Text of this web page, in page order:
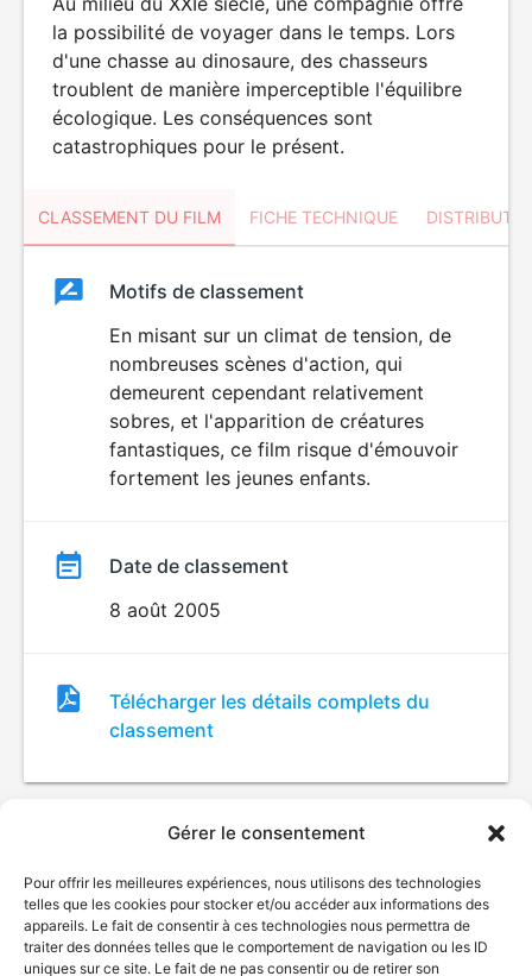
Gérer le consentement
Pour offrir les meilleures expériences, nous utilisons des technologies
telles que les cookies pour stocker et/ou accéder aux informations des
appareils. Le fait de consentir à ces technologies nous permettra de
traiter des données telles que le comportement de navigation ou les ID
uniques sur ce site. Le fait de ne pas consentir ou de retirer son
la possibilité de voyager dans le temps. Lors
d'une chasse au dinosaure, des chasseurs
troublent de manière imperceptible l'équilibre
écologique. Les conséquences sont
catastrophiques pour le présent.
CLASSEMENT DU FILM FICHE TECHNIQUE
ClassementClassement
DÉCONSEILLÉ
AUX JEUNES
ENFANTS
Motifs de classement
En misant sur un climat de tension, de
nombreuses scènes d'action, qui
demeurent cependant relativement
sobres, et l'apparition de créatures
fantastiques, ce film risque d'émouvoir
fortement les jeunes enfants.
Date de classement
8 août 2005
Fichier
de
classement
Télécharger les détails complets du
classement